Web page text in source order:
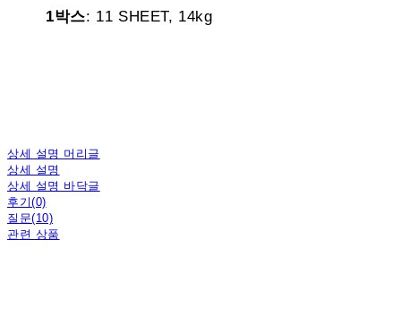
1박스: 11 SHEET, 14kg
상세 설명 머리글
상세 설명
상세 설명 바닥글
후기(0)
질문(10)
관련 상품